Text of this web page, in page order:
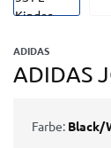
ADIDAS
ADIDAS
Farbe: Black/